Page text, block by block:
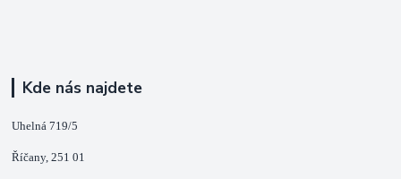
Kde nás najdete
Uhelná 719/5
Říčany, 251 01